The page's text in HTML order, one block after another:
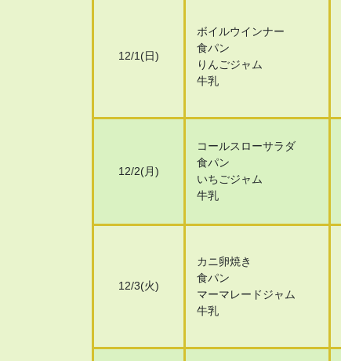
12/1(日)
ボイルウインナー
食パン
りんごジャム
牛乳
12/2(月)
コールスローサラダ
食パン
いちごジャム
牛乳
12/3(火)
カニ卵焼き
食パン
マーマレードジャム
牛乳